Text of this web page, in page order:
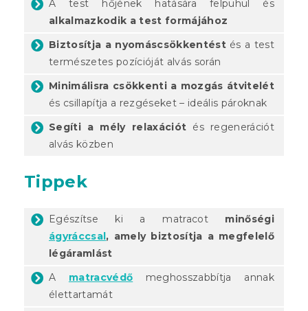
A test hőjének hatására felpuhul és
alkalmazkodik a test formájához
Biztosítja a nyomáscsökkentéstés a test
természetes pozícióját alvás során
Minimálisra csökkenti a mozgás átvitelét
és csillapítja a rezgéseket – ideális pároknak
Segíti a mély relaxációt és regenerációt
alvás közben
Tippek
Egészítse ki a matracot minőségi
ágyráccsal, amely biztosítja a megfelelő
légáramlást
A matracvédő meghosszabbítja annak
élettartamát